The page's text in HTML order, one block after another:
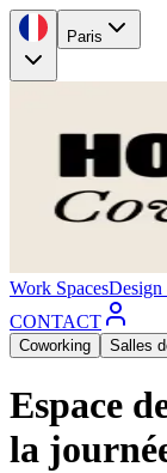
Paris
Work Spaces
CONTACT
Coworking Salles
Espace
la